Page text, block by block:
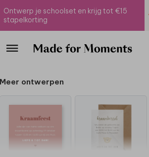
Ontwerp je schoolset en krijg tot €15
stapelkorting
Meer ontwerpen